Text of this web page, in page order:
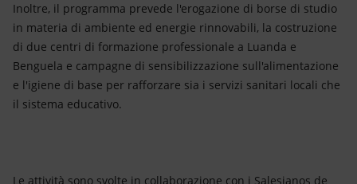
Inoltre, il programma prevede l'erogazione di borse di studio
in materia di ambiente ed energie rinnovabili, la costruzione
di due centri di formazione professionale a Luanda e
Benguela e campagne di sensibilizzazione sull'alimentazione
e l'igiene di base per rafforzare sia i servizi sanitari locali che
il sistema educativo.
Le attività sono svolte in collaborazione con i Salesianos de